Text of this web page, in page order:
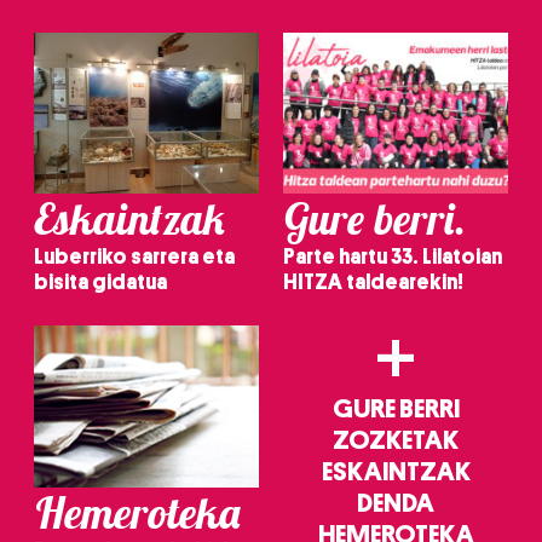
Eskaintzak
Luberriko sarrera eta
bisita gidatua
Gure berri.
Parte hartu 33. Lilatoian
HITZA taldearekin!
Hemeroteka
+
GURE BERRI
ZOZKETAK
ESKAINTZAK
DENDA
HEMEROTEKA